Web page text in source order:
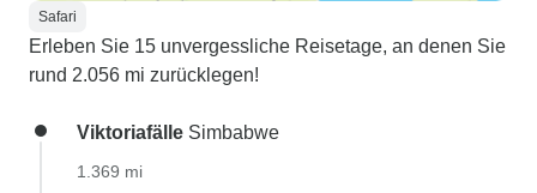
Safari
Erleben Sie 15 unvergessliche Reisetage, an denen Sie
rund 2.056 mi zurücklegen!
Viktoriafälle Simbabwe
1.369 mi